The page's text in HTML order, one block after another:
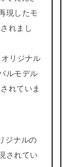
現したモ
れまし
リジナル
ルモデル
れていま
ジナルの
されてい